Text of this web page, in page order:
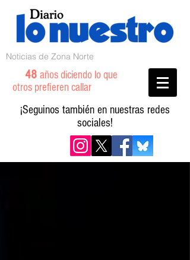
Noticias de Zona Norte
48 años diciendo lo que
otros prefieren callar
¡Seguinos también en nuestras redes
sociales!